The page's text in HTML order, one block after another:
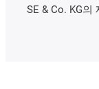
SE & Co. KG의